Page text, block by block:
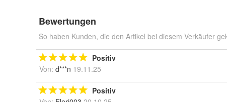
Bewertungen
So haben Kunden, die den Artikel bei diesem Verkäufer
Positiv
Von: d***n 19.11.25
Positiv